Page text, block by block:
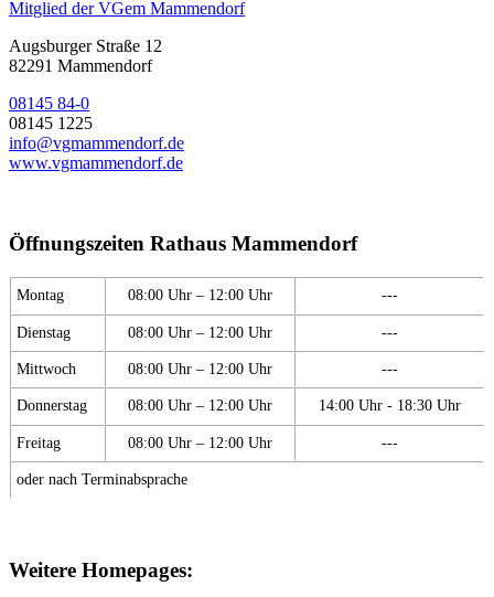
Mitglied der VGem Mammendorf
Augsburger Straße 12
82291 Mammendorf
08145 84-0
08145 1225
info@vgmammendorf.de
www.vgmammendorf.de
Öffnungszeiten Rathaus Mammendorf
Montag 08:00 Uhr – 12:00 Uhr ---
Dienstag 08:00 Uhr – 12:00 Uhr ---
Mittwoch 08:00 Uhr – 12:00 Uhr ---
Donnerstag 08:00 Uhr – 12:00 Uhr 14:00 Uhr - 18:30 Uhr
Freitag 08:00 Uhr – 12:00 Uhr ---
oder nach Terminabsprache
Weitere Homepages: